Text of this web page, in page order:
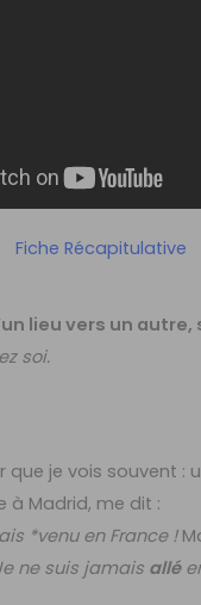
Fiche Récapitulative
lieu vers un autre,
soi.
que je vois souvent :
à Madrid, me dit :
*venu en France !
ne suis jamais allé